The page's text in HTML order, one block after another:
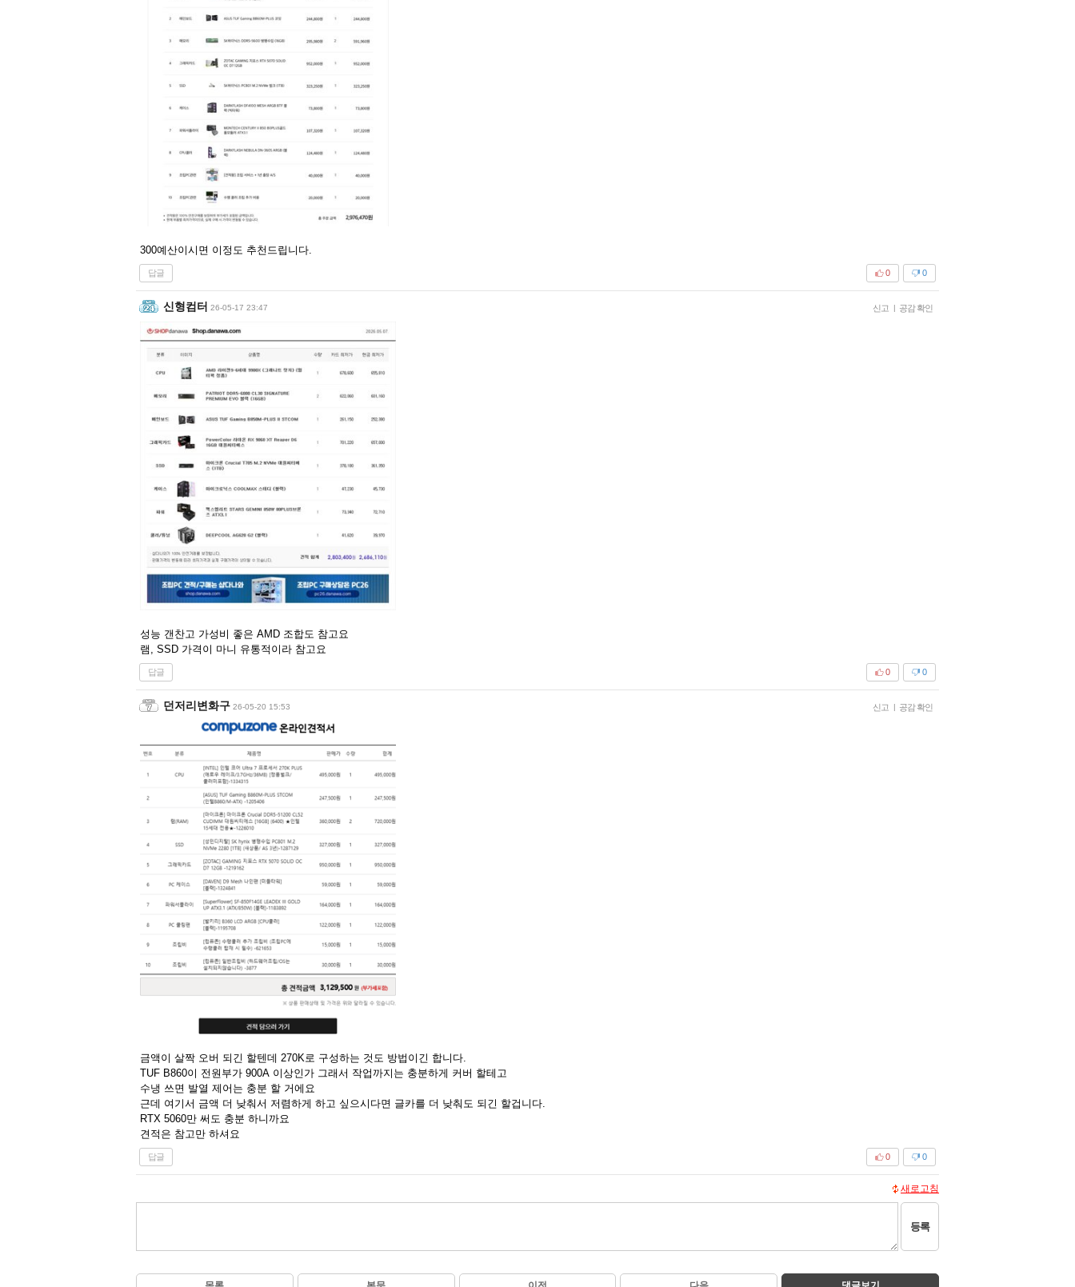
300예산이시면 이정도 추천드립니다.
답글 0
0
신형컴터 26-05-17 23:47 신고 | 공감 확인
성능 갠찬고 가성비 좋은 AMD 조합도 참고요
램, SSD 가격이 마니 유통적이라 참고요
답글 0
0
던저리변화구 26-05-20 15:53 신고 | 공감 확인
금액이 살짝 오버 되긴 할텐데 270K로 구성하는 것도 방법이긴 합니다.
TUF B860이 전원부가 900A 이상인가 그래서 작업까지는 충분하게 커버 할테고
수냉 쓰면 발열 제어는 충분 할 거에요
근데 여기서 금액 더 낮춰서 저렴하게 하고 싶으시다면 글카를 더 낮춰도 되긴 할겁니다.
RTX 5060만 써도 충분 하니까요
견적은 참고만 하셔요
답글 0
0
새로고침
등록